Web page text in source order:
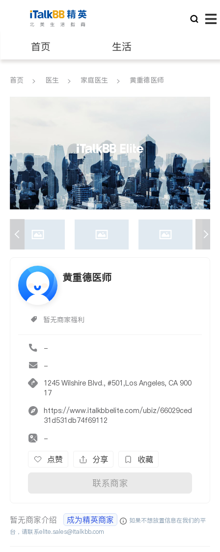
首页 生活
医生 律师
养老 非盈利组织
首页 医生 家庭医生 黄重德医师
黄重德医师
暂无商家福利
-
-
1245 Wilshire Blvd., #501,Los Angeles, CA 900
17
https://www.italkbbelite.com/ubiz/66029ced
31d531db74f69112
-
点赞 分享 收藏
联系商家
暂无商家介绍 成为精英商家
如果不想放置信息在我们的平
台，请联系elite.sales@italkbb.com